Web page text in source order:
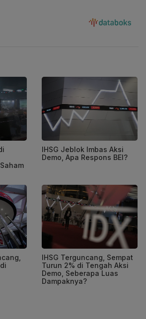
IHSG Jeblok Imbas Aksi
Demo, Apa Respons BEI?
IHSG Terguncang, Sempat
Turun 2% di Tengah Aksi
Demo, Seberapa Luas
Dampaknya?